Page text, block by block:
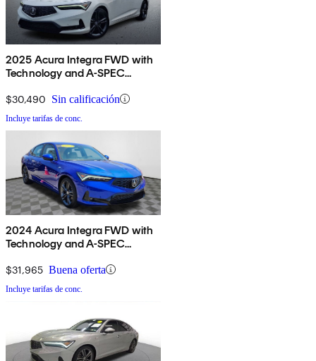
2025 Acura Integra FWD with
Technology and A-SPEC
$30,490 Sin calificación
Incluye tarifas de conc.
2024 Acura Integra FWD with
Technology and A-SPEC
$31,965 Buena oferta
Incluye tarifas de conc.